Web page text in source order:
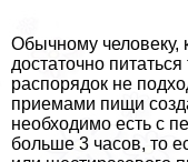
Обычному человеку,
достаточно
распорядок не
приемами пищи
необходимо есть с
больше 3 часов, то